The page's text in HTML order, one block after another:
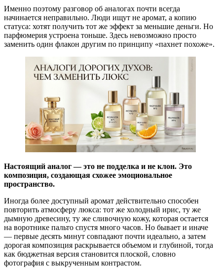
Именно поэтому разговор об аналогах почти всегда
начинается неправильно. Люди ищут не аромат, а копию
статуса: хотят получить тот же эффект за меньшие деньги. Но
парфюмерия устроена тоньше. Здесь невозможно просто
заменить один флакон другим по принципу «пахнет похоже».
Настоящий аналог — это не подделка и не клон. Это
композиция, создающая схожее эмоциональное
пространство.
Иногда более доступный аромат действительно способен
повторить атмосферу люкса: тот же холодный ирис, ту же
дымную древесину, ту же сливочную кожу, которая остается
на воротнике пальто спустя много часов. Но бывает и иначе
— первые десять минут совпадают почти идеально, а затем
дорогая композиция раскрывается объемом и глубиной, тогда
как бюджетная версия становится плоской, словно
фотография с выкрученным контрастом.